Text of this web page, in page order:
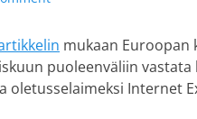
mukaan
puoleenväliin
oletusselaimeksi Internet